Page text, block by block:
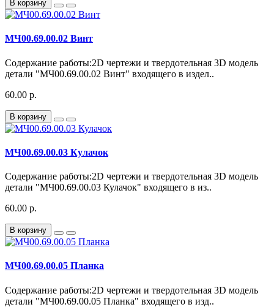
В корзину
МЧ00.69.00.02 Винт
Содержание работы:2D чертежи и твердотельная 3D модель
детали "МЧ00.69.00.02 Винт" входящего в издел..
60.00 р.
В корзину
МЧ00.69.00.03 Кулачок
Содержание работы:2D чертежи и твердотельная 3D модель
детали "МЧ00.69.00.03 Кулачок" входящего в из..
60.00 р.
В корзину
МЧ00.69.00.05 Планка
Содержание работы:2D чертежи и твердотельная 3D модель
детали "МЧ00.69.00.05 Планка" входящего в изд..